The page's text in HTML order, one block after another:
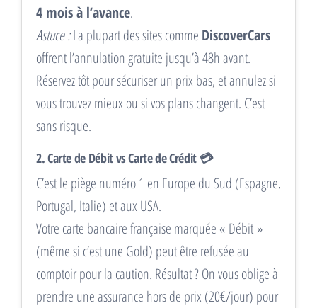
4 mois à l’avance.
Astuce :La plupart des sites comme DiscoverCars
offrent l’annulation gratuite jusqu’à 48h avant.
Réservez tôt pour sécuriser un prix bas, et annulez si
vous trouvez mieux ou si vos plans changent. C’est
sans risque.
2. Carte de Débit vs Carte de Crédit 💳
C’est le piège numéro 1 en Europe du Sud (Espagne,
Portugal, Italie) et aux USA.
Votre carte bancaire française marquée « Débit »
(même si c’est une Gold) peut être refusée au
comptoir pour la caution. Résultat ? On vous oblige à
prendre une assurance hors de prix (20€/jour) pour